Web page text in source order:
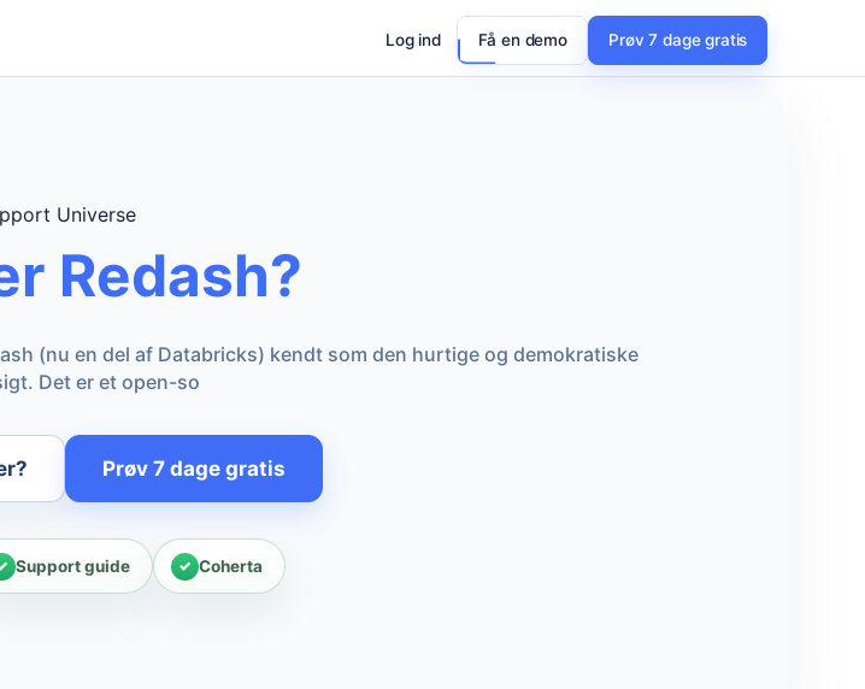
Log ind Få en demo Prøv 7 dage gratis
Universe
Redash?
(nu en del af Databricks) kendt som den hurtige og demokratiske
Det er et open-so
Prøv 7 dage gratis
Support guide Coherta